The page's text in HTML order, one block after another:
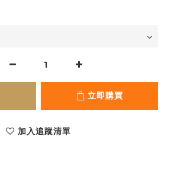
立即購買
加入追蹤清單